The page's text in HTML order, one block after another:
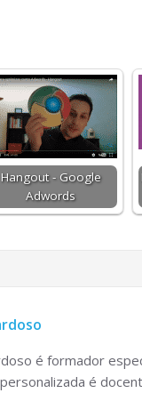
Hangout - Google
Adwords
é formador
é